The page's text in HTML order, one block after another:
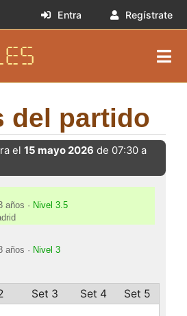
Entra Regístrate
del partido
el 15 mayo 2026 de 07:30 a
años · Nivel 3.5
años · Nivel 3
Set 3 Set 4 Set 5